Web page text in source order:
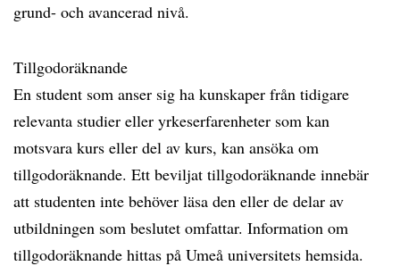
grund- och avancerad nivå.
Tillgodoräknande
En student som anser sig ha kunskaper från tidigare
relevanta studier eller yrkeserfarenheter som kan
motsvara kurs eller del av kurs, kan ansöka om
tillgodoräknande. Ett beviljat tillgodoräknande innebär
att studenten inte behöver läsa den eller de delar av
utbildningen som beslutet omfattar. Information om
tillgodoräknande hittas på Umeå universitets hemsida.